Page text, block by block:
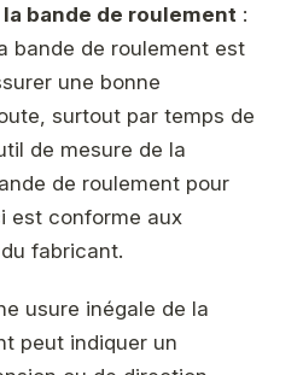
bande de roulement :
bande de roulement est
une bonne
surtout par temps de
de mesure de la
de roulement pour
est conforme aux
fabricant.
usure inégale de la
peut indiquer un